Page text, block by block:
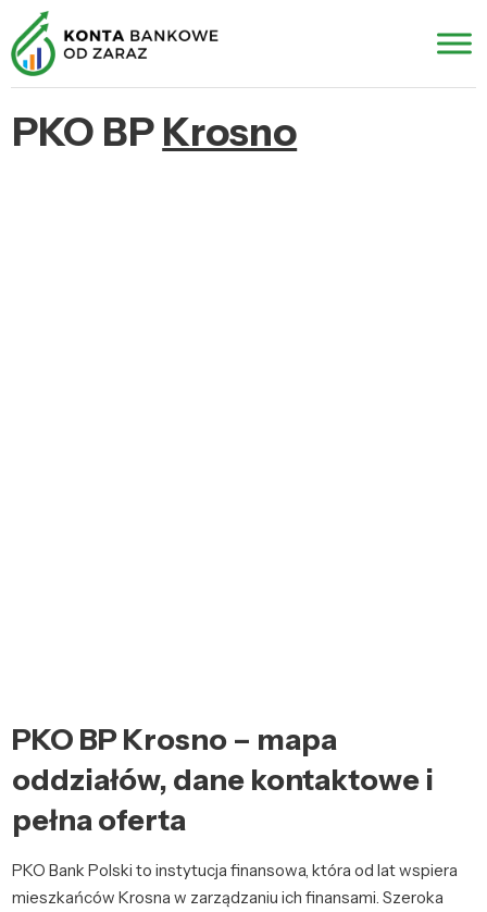
PKO BP Krosno
PKO BP Krosno – mapa
oddziałów, dane kontaktowe i
pełna oferta
PKO Bank Polski to instytucja finansowa, która od lat wspiera
mieszkańców Krosna w zarządzaniu ich finansami. Szeroka